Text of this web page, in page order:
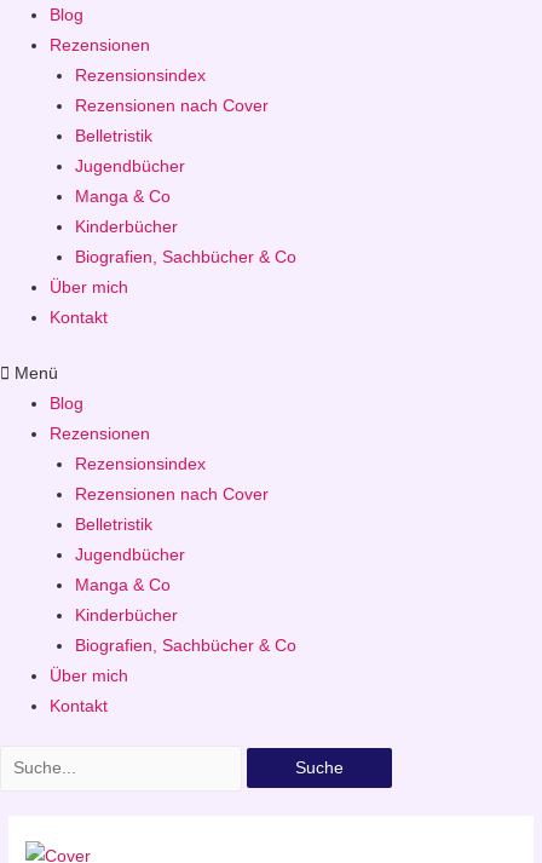
Blog
Rezensionen
Rezensionsindex
Rezensionen nach Cover
Belletristik
Jugendbücher
Manga & Co
Kinderbücher
Biografien, Sachbücher & Co
Über mich
Kontakt
Menü
Blog
Rezensionen
Rezensionsindex
Rezensionen nach Cover
Belletristik
Jugendbücher
Manga & Co
Kinderbücher
Biografien, Sachbücher & Co
Über mich
Kontakt
Suche